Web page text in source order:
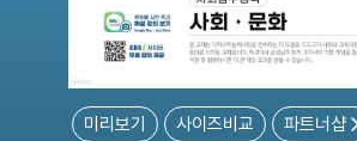
미리보기 사이즈비교 파트너샵